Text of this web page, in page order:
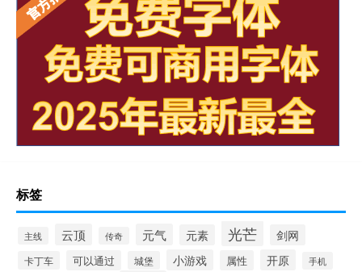
标签
主线 云顶 传奇 元气 元素 光芒 剑网
卡丁车 可以通过 城堡 小游戏 属性 开原 手机